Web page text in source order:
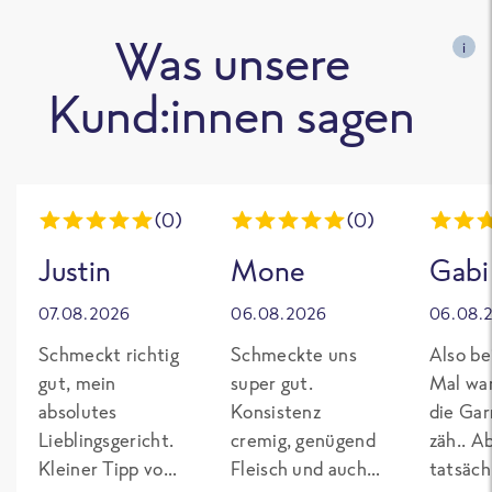
Was unsere
Kund:innen sagen
i
(0)
Justin
07.08.2026
Schmeckt richtig
gut, mein
absolutes
Lieblingsgericht.
Kleiner Tipp von
(0)
Mone
06.08.2026
Schmeckte uns
super gut.
Konsistenz
cremig, genügend
Fleisch und auch
Gabi
Also
Mal
die
zäh..